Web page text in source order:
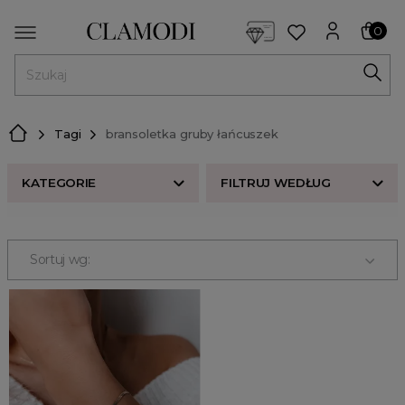
0
Tagi bransoletka gruby łańcuszek
KATEGORIE FILTRUJ WEDŁUG
Bestsellery
Odzież damska
Buty damskie
Premium
Strefa beauty
Sortuj wg: